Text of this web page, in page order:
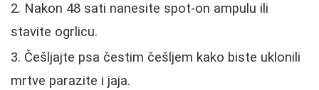
Nakon 48 sati nanesite spot-on ampulu ili
stavite ogrlicu.
Češljajte psa čestim češljem kako biste uklonili
mrtve parazite i jaja.